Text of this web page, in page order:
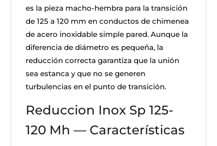
es la pieza macho-hembra para la transición
de 125 a 120 mm en conductos de chimenea
de acero inoxidable simple pared. Aunque la
diferencia de diámetro es pequeña, la
reducción correcta garantiza que la unión
sea estanca y que no se generen
turbulencias en el punto de transición.
Reduccion Inox Sp 125-
120 Mh — Características